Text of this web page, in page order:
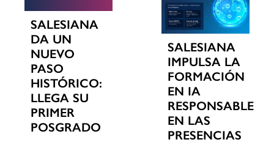
SALESIANA
DA UN
NUEVO
PASO
HISTÓRICO:
LLEGA SU
PRIMER
POSGRADO
SALESIANA
IMPULSA LA
FORMACIÓN
EN IA
RESPONSABLE
EN LAS
PRESENCIAS